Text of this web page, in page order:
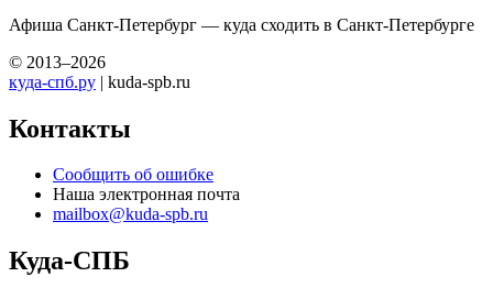
Афиша Санкт-Петербург — куда сходить в Санкт-Петербурге
© 2013–2026
куда-спб.ру | kuda-spb.ru
Контакты
Сообщить об ошибке
Наша электронная почта
mailbox@kuda-spb.ru
Куда-СПБ